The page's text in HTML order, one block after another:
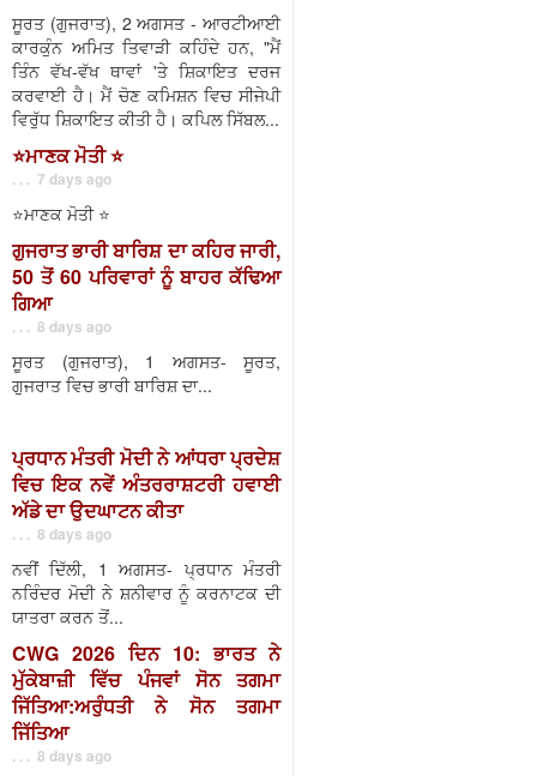
ਸੂਰਤ (ਗੁਜਰਾਤ), 2 ਅਗਸਤ - ਆਰਟੀਆਈ
ਕਾਰਕੁੰਨ ਅਮਿਤ ਤਿਵਾੜੀ ਕਹਿੰਦੇ ਹਨ, "ਮੈਂ
ਤਿੰਨ ਵੱਖ-ਵੱਖ ਥਾਵਾਂ 'ਤੇ ਸ਼ਿਕਾਇਤ ਦਰਜ
ਕਰਵਾਈ ਹੈ। ਮੈਂ ਚੋਣ ਕਮਿਸ਼ਨ ਵਿਚ ਸੀਜੇਪੀ
ਵਿਰੁੱਧ ਸ਼ਿਕਾਇਤ ਕੀਤੀ ਹੈ। ਕਪਿਲ ਸਿੱਬਲ...
⭐️ਮਾਣਕ ਮੋਤੀ ⭐️
. . . 7 days ago
⭐️ਮਾਣਕ ਮੋਤੀ ⭐️
ਗੁਜਰਾਤ ਭਾਰੀ ਬਾਰਿਸ਼ ਦਾ ਕਹਿਰ ਜਾਰੀ,
50 ਤੋਂ 60 ਪਰਿਵਾਰਾਂ ਨੂੰ ਬਾਹਰ ਕੱਢਿਆ
ਗਿਆ
. . . 8 days ago
ਸੂਰਤ (ਗੁਜਰਾਤ), 1 ਅਗਸਤ- ਸੂਰਤ,
ਗੁਜਰਾਤ ਵਿਚ ਭਾਰੀ ਬਾਰਿਸ਼ ਦਾ...
ਪ੍ਰਧਾਨ ਮੰਤਰੀ ਮੋਦੀ ਨੇ ਆਂਧਰਾ ਪ੍ਰਦੇਸ਼
ਵਿਚ ਇਕ ਨਵੇਂ ਅੰਤਰਰਾਸ਼ਟਰੀ ਹਵਾਈ
ਅੱਡੇ ਦਾ ਉਦਘਾਟਨ ਕੀਤਾ
. . . 8 days ago
ਨਵੀਂ ਦਿੱਲੀ, 1 ਅਗਸਤ- ਪ੍ਰਧਾਨ ਮੰਤਰੀ
ਨਰਿੰਦਰ ਮੋਦੀ ਨੇ ਸ਼ਨੀਵਾਰ ਨੂੰ ਕਰਨਾਟਕ ਦੀ
ਯਾਤਰਾ ਕਰਨ ਤੋਂ...
CWG 2026 ਦਿਨ 10: ਭਾਰਤ ਨੇ
ਮੁੱਕੇਬਾਜ਼ੀ ਵਿੱਚ ਪੰਜਵਾਂ ਸੋਨ ਤਗਮਾ
ਜਿੱਤਿਆ:ਅਰੁੰਧਤੀ ਨੇ ਸੋਨ ਤਗਮਾ
ਜਿੱਤਿਆ
. . . 8 days ago